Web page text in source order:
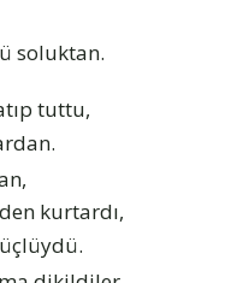
soluktan.
tuttu,
kurtardı,